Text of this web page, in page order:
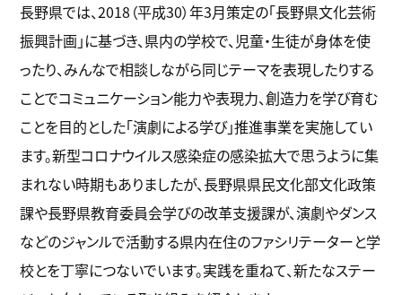
長野県では、2018（平成30）年3月策定の「長野県文化芸術
振興計画」に基づき、県内の学校で、児童・生徒が身体を使
ったり、みんなで相談しながら同じテーマを表現したりする
ことでコミュニケーション能力や表現力、創造力を学び育む
ことを目的とした「演劇による学び」推進事業を実施してい
ます。新型コロナウイルス感染症の感染拡大で思うように集
まれない時期もありましたが、長野県県民文化部文化政策
課や長野県教育委員会学びの改革支援課が、演劇やダンス
などのジャンルで活動する県内在住のファシリテーターと学
校とを丁寧につないでいます。実践を重ねて、新たなステー